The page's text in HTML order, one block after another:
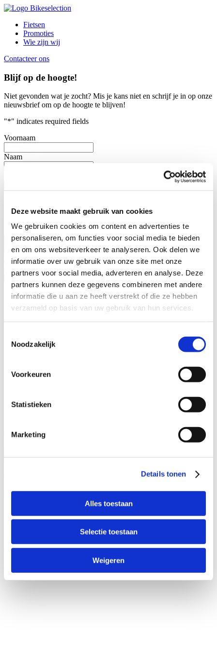
Deze website maakt gebruik van cookies
We gebruiken cookies om content en advertenties te
personaliseren, om functies voor social media te bieden
en om ons websiteverkeer te analyseren. Ook delen we
informatie over uw gebruik van onze site met onze
partners voor social media, adverteren en analyse. Deze
partners kunnen deze gegevens combineren met andere
informatie die u aan ze heeft verstrekt of die ze hebben
verzameld op basis van uw gebruik van hun services.
Noodzakelijk
Voorkeuren
Statistieken
Marketing
Details tonen
Alles toestaan
Selectie toestaan
Weigeren
Fietsen
Promoties
Wie zijn wij
Contacteer ons
Blijf op de hoogte!
Niet gevonden wat je zocht? Mis je kans niet en schrijf je in op onze
nieuwsbrief om op de hoogte te blijven!
"*" indicates required fields
Voornaam
Naam
Door dit vakje aan te vinken, heb ik de verzameling en het
gebruik van mijn persoonlijke gegevens zoals beschreven in de
Privacyverklaringgelezen en begrepen*
Bikeselection
Fietsen
Leasing – Lease-a-Bike
LAKA – Verzekering
Gebruiksvoorwaarden
Adresgegevens
2940 Stabroek
email: info@bikeselection.be